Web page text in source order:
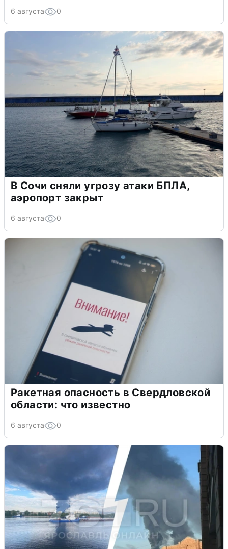
6 августа 0
В Сочи сняли угрозу атаки БПЛА,
аэропорт закрыт
6 августа 0
Ракетная опасность в Свердловской
области: что известно
6 августа 0